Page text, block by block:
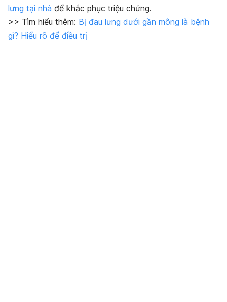
lưng tại nhà để khắc phục triệu chứng.
>> Tìm hiểu thêm: Bị đau lưng dưới gần mông là bệnh
gì? Hiểu rõ để điều trị